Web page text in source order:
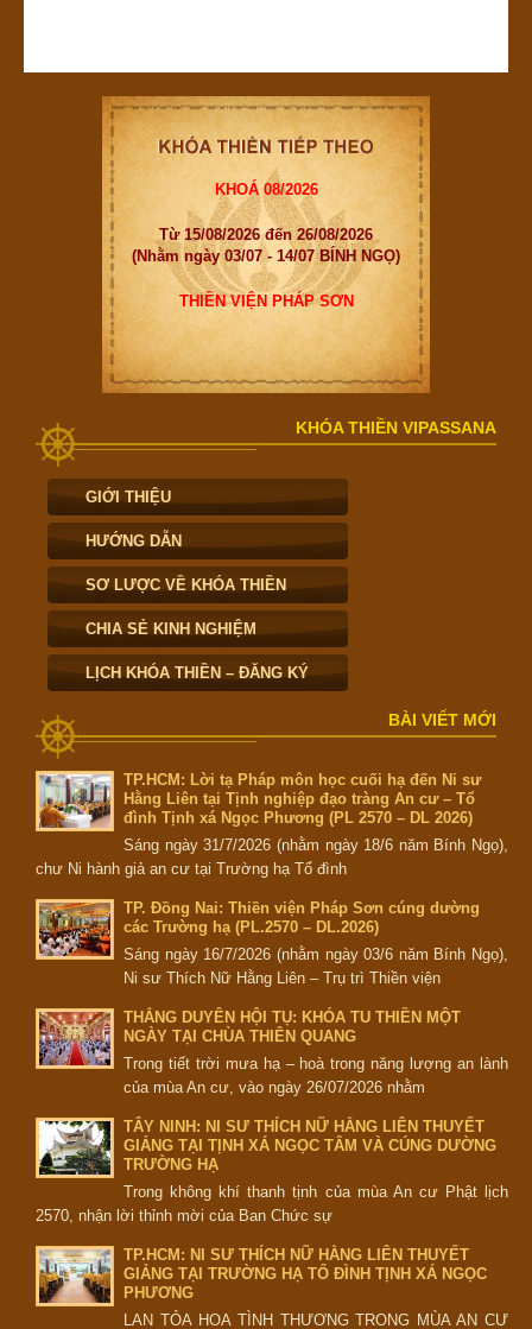
KHOÁ 08/2026
Từ 15/08/2026 đến 26/08/2026
(Nhằm ngày 03/07 - 14/07 BÍNH NGỌ)
THIỀN VIỆN PHÁP SƠN
KHÓA THIỀN VIPASSANA
GIỚI THIỆU
HƯỚNG DẪN
SƠ LƯỢC VỀ KHÓA THIỀN
CHIA SẺ KINH NGHIỆM
LỊCH KHÓA THIỀN – ĐĂNG KÝ
BÀI VIẾT MỚI
TP.HCM: Lời tạ Pháp môn học cuối hạ đến Ni sư
Hằng Liên tại Tịnh nghiệp đạo tràng An cư – Tổ
đình Tịnh xá Ngọc Phương (PL 2570 – DL 2026)
Sáng ngày 31/7/2026 (nhằm ngày 18/6 năm Bính Ngọ),
chư Ni hành giả an cư tại Trường hạ Tổ đình
TP. Đồng Nai: Thiền viện Pháp Sơn cúng dường
các Trường hạ (PL.2570 – DL.2026)
Sáng ngày 16/7/2026 (nhằm ngày 03/6 năm Bính Ngọ),
Ni sư Thích Nữ Hằng Liên – Trụ trì Thiền viện
THẮNG DUYÊN HỘI TỤ: KHÓA TU THIỀN MỘT
NGÀY TẠI CHÙA THIÊN QUANG
Trong tiết trời mưa hạ – hoà trong năng lượng an lành
của mùa An cư, vào ngày 26/07/2026 nhằm
TÂY NINH: NI SƯ THÍCH NỮ HẰNG LIÊN THUYẾT
GIẢNG TẠI TỊNH XÁ NGỌC TÂM VÀ CÚNG DƯỜNG
TRƯỜNG HẠ
Trong không khí thanh tịnh của mùa An cư Phật lịch
2570, nhận lời thỉnh mời của Ban Chức sự
TP.HCM: NI SƯ THÍCH NỮ HẰNG LIÊN THUYẾT
GIẢNG TẠI TRƯỜNG HẠ TỔ ĐÌNH TỊNH XÁ NGỌC
PHƯƠNG
LAN TỎA HOA TÌNH THƯƠNG TRONG MÙA AN CƯ